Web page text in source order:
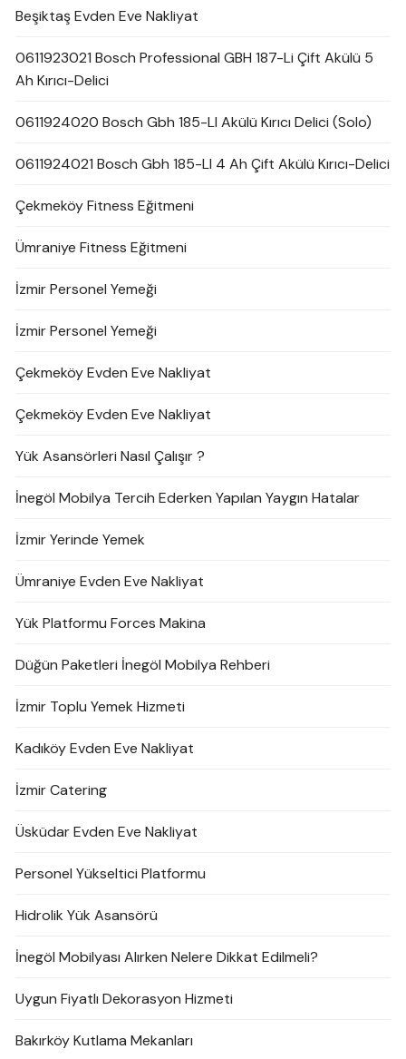
Beşiktaş Evden Eve Nakliyat
0611923021 Bosch Professional GBH 187-Li Çift Akülü 5
Ah Kırıcı-Delici
0611924020 Bosch Gbh 185-LI Akülü Kırıcı Delici (Solo)
0611924021 Bosch Gbh 185-LI 4 Ah Çift Akülü Kırıcı-Delici
Çekmeköy Fitness Eğitmeni
Ümraniye Fitness Eğitmeni
İzmir Personel Yemeği
İzmir Personel Yemeği
Çekmeköy Evden Eve Nakliyat
Çekmeköy Evden Eve Nakliyat
Yük Asansörleri Nasıl Çalışır ?
İnegöl Mobilya Tercih Ederken Yapılan Yaygın Hatalar
İzmir Yerinde Yemek
Ümraniye Evden Eve Nakliyat
Yük Platformu Forces Makina
Düğün Paketleri İnegöl Mobilya Rehberi
İzmir Toplu Yemek Hizmeti
Kadıköy Evden Eve Nakliyat
İzmir Catering
Üsküdar Evden Eve Nakliyat
Personel Yükseltici Platformu
Hidrolik Yük Asansörü
İnegöl Mobilyası Alırken Nelere Dikkat Edilmeli?
Uygun Fiyatlı Dekorasyon Hizmeti
Bakırköy Kutlama Mekanları